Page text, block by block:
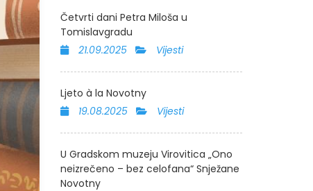
Četvrti dani Petra Miloša u
Tomislavgradu
21.09.2025
Vijesti
Ljeto à la Novotny
19.08.2025
Vijesti
U Gradskom muzeju Virovitica „Ono
neizrečeno – bez celofana“ Snježane
Novotny